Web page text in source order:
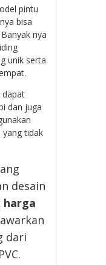
pintu
bisa
nya
unik serta
dapat
dan juga
yang tidak
desain
harga
dari